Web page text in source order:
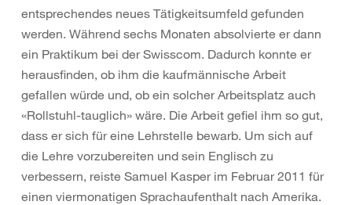
entsprechendes neues Tätigkeitsumfeld gefunden
werden. Während sechs Monaten absolvierte er dann
ein Praktikum bei der Swisscom. Dadurch konnte er
herausfinden, ob ihm die kaufmännische Arbeit
gefallen würde und, ob ein solcher Arbeitsplatz auch
«Rollstuhl-tauglich» wäre. Die Arbeit gefiel ihm so gut,
dass er sich für eine Lehrstelle bewarb. Um sich auf
die Lehre vorzubereiten und sein Englisch zu
verbessern, reiste Samuel Kasper im Februar 2011 für
einen viermonatigen Sprachaufenthalt nach Amerika.